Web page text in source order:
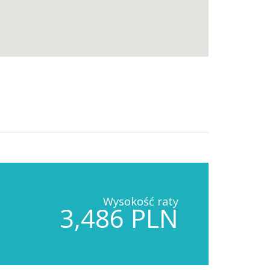
Wysokość raty
3,486 PLN